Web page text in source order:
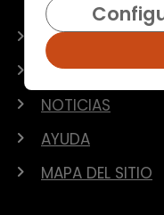
OFERTAS
EMPRESAS
NOTICIAS
AYUDA
MAPA DEL SITIO